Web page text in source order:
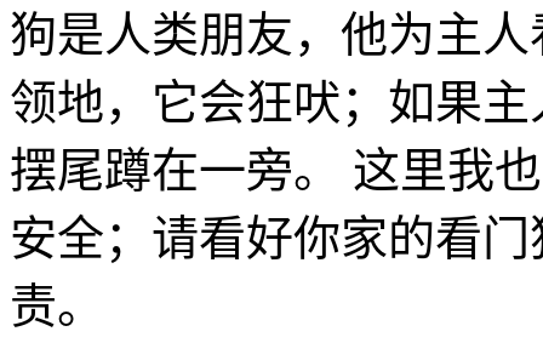
狗是人类朋友，他为主
领地，它会狂吠；如果
摆尾蹲在一旁。 这里我
安全；请看好你家的看
责。